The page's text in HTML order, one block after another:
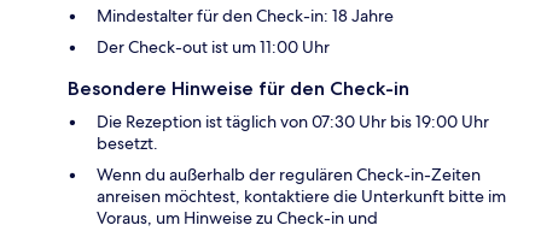
Mindestalter für den Check-in: 18 Jahre
Der Check-out ist um 11:00 Uhr
Besondere Hinweise für den Check-in
Die Rezeption ist täglich von 07:30 Uhr bis 19:00 Uhr
besetzt.
Wenn du außerhalb der regulären Check-in-Zeiten
anreisen möchtest, kontaktiere die Unterkunft bitte im
Voraus, um Hinweise zu Check-in und